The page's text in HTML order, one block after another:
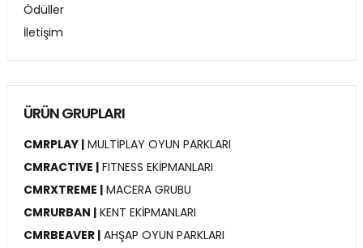
Ödüller
İletişim
ÜRÜN GRUPLARI
CMRPLAY | MULTİPLAY OYUN PARKLARI
CMRACTIVE | FITNESS EKİPMANLARI
CMRXTREME | MACERA GRUBU
CMRURBAN | KENT EKİPMANLARI
CMRBEAVER | AHŞAP OYUN PARKLARI